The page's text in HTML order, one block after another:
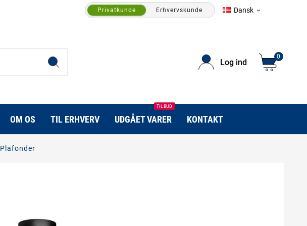
Privatkunde Erhvervskunde Dansk 
Log ind
0
OM OS TIL ERHVERV UDGÅET VARER
TILBUD
KONTAKT
Plafonder